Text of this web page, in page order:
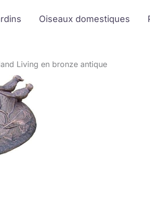
Oiseaux domestiques
Living en bronze antique